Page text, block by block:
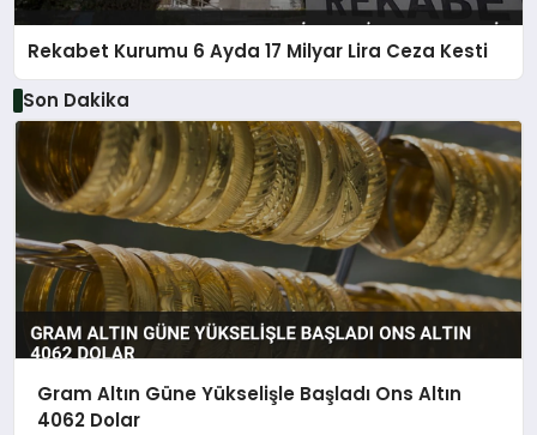
Rekabet Kurumu 6 Ayda 17 Milyar Lira Ceza Kesti
Son Dakika
Gram Altın Güne Yükselişle Başladı Ons Altın
4062 Dolar